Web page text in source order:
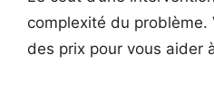
complexité du problème.
des prix pour vous aider